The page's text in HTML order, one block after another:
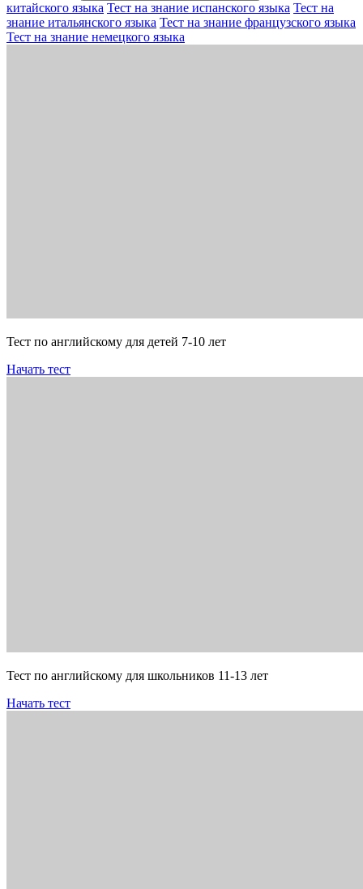
китайского языка Тест на знание испанского языка Тест на
знание итальянского языка Тест на знание французского языка
Тест на знание немецкого языка
Тест по английскому для детей 7-10 лет
Начать тест
Тест по английскому для школьников 11-13 лет
Начать тест